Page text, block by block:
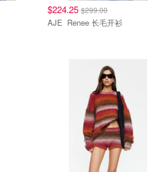
$224.25 $299.00
AJE Renee 长毛开衫